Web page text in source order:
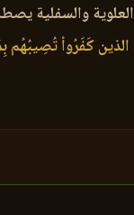
العلوية والسفلية
الذين كَفَرُواْ تُصِيبُهُم